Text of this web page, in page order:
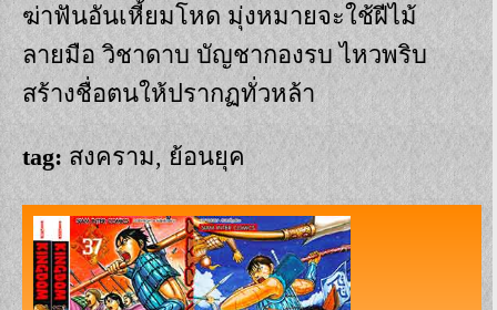
ฆ่าฟันอันเหี้ยมโหด มุ่งหมายจะใช้ฝีไม้
ลายมือ วิชาดาบ บัญชากองรบ ไหวพริบ
สร้างชื่อตนให้ปรากฏทั่วหล้า
tag: สงคราม, ย้อนยุค